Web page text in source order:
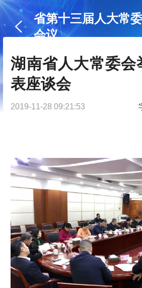
省第十三届人大常
会议
湖南省人大常委会
表座谈会
2019-11-28 09:21:53